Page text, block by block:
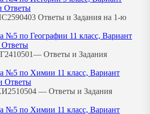
Ответы
Ответы и Задания на 1-ю
№5 по Географии 11 класс, Вариант
Ответы
Ответы и Задания
№5 по Химии 11 класс, Вариант
Ответы
— Ответы и Задания
№5 по Химии 11 класс, Вариант